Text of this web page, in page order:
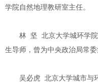
学院自然地理教研室主任。
林 坚 北京大学城环学
生导师，曾为中央政治局常
吴必虎 北京大学城市与